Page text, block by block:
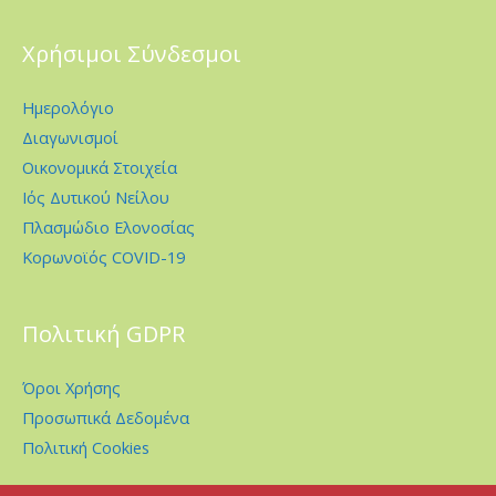
Χρήσιμοι Σύνδεσμοι
Ημερολόγιο
Διαγωνισμοί
Οικονομικά Στοιχεία
Ιός Δυτικού Νείλου
Πλασμώδιο Ελονοσίας
Κορωνοϊός COVID-19
Πολιτική GDPR
Όροι Χρήσης
Προσωπικά Δεδομένα
Πολιτική Cookies